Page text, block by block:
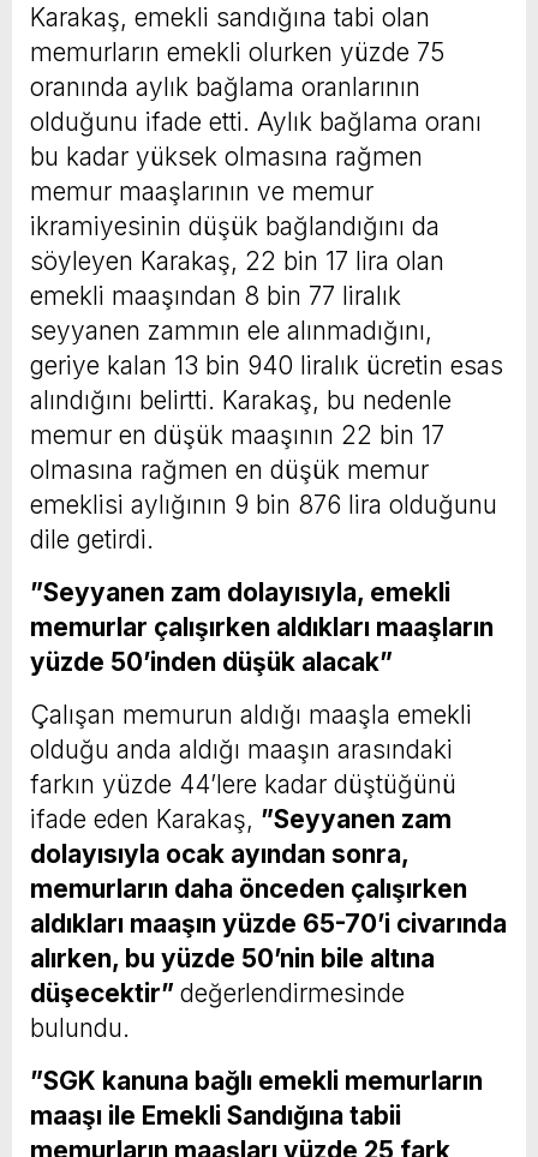
Karakaş, emekli sandığına tabi olan
memurların emekli olurken yüzde 75
oranında aylık bağlama oranlarının
olduğunu ifade etti. Aylık bağlama oranı
bu kadar yüksek olmasına rağmen
memur maaşlarının ve memur
ikramiyesinin düşük bağlandığını da
söyleyen Karakaş, 22 bin 17 lira olan
emekli maaşından 8 bin 77 liralık
seyyanen zammın ele alınmadığını,
geriye kalan 13 bin 940 liralık ücretin esas
alındığını belirtti. Karakaş, bu nedenle
memur en düşük maaşının 22 bin 17
olmasına rağmen en düşük memur
emeklisi aylığının 9 bin 876 lira olduğunu
dile getirdi.
”Seyyanen zam dolayısıyla, emekli
memurlar çalışırken aldıkları maaşların
yüzde 50’inden düşük alacak”
Çalışan memurun aldığı maaşla emekli
olduğu anda aldığı maaşın arasındaki
farkın yüzde 44’lere kadar düştüğünü
ifade eden Karakaş, ”Seyyanen zam
dolayısıyla ocak ayından sonra,
memurların daha önceden çalışırken
aldıkları maaşın yüzde 65-70’i civarında
alırken, bu yüzde 50’nin bile altına
düşecektir” değerlendirmesinde
bulundu.
”SGK kanuna bağlı emekli memurların
maaşı ile Emekli Sandığına tabii
memurların maaşları yüzde 25 fark